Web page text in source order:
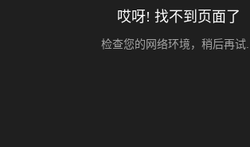
哎呀! 找不到页面了
检查您的网络环境，稍后再试...